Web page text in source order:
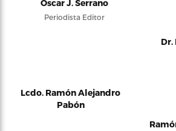
Oscar J. Serrano
Periodista Editor
Dr.
Lcdo. Ramón Alejandro
Pabón